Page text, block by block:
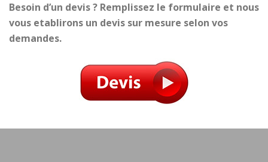
Besoin d’un devis ? Remplissez le formulaire et nous
vous etablirons un devis sur mesure selon vos
demandes.